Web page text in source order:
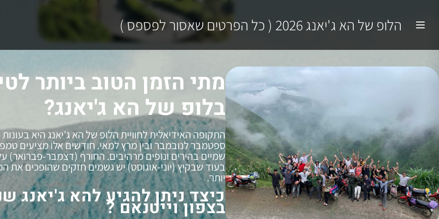
הלופ של הא ג'יאנג 2026 ( כל הפרטים שאסור לפספס )
מתי הזמן הטוב ביותר
בלופ של הא ג'יאנג?
התקופה האידיאלית לחוויית הלופ של הא ג'יאנג היא בעונות
ספטמבר לנובמברוביןמרץ למאי. חודשים אלו מציעים
שמיים בהירים ונופים מרהיבים. החורף (דצמבר-פברואר)
בעוד שבקיץ (יוני-אוגוסט) יש גשמים חזקים שהופכים את
יותר.
כיצד ניתן להגיע להא ג'יאנג
בצפון וייטנאם ?